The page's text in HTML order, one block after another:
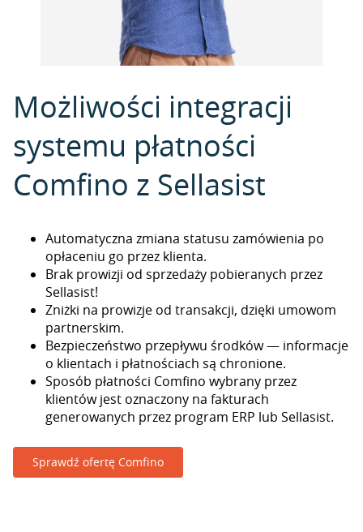
Możliwości integracji
systemu płatności
Comfino z Sellasist
Automatyczna zmiana statusu zamówienia po
opłaceniu go przez klienta.
Brak prowizji od sprzedaży pobieranych przez
Sellasist!
Zniżki na prowizje od transakcji, dzięki umowom
partnerskim.
Bezpieczeństwo przepływu środków — informacje
o klientach i płatnościach są chronione.
Sposób płatności Comfino wybrany przez
klientów jest oznaczony na fakturach
generowanych przez program ERP lub Sellasist.
Sprawdź ofertę Comfino